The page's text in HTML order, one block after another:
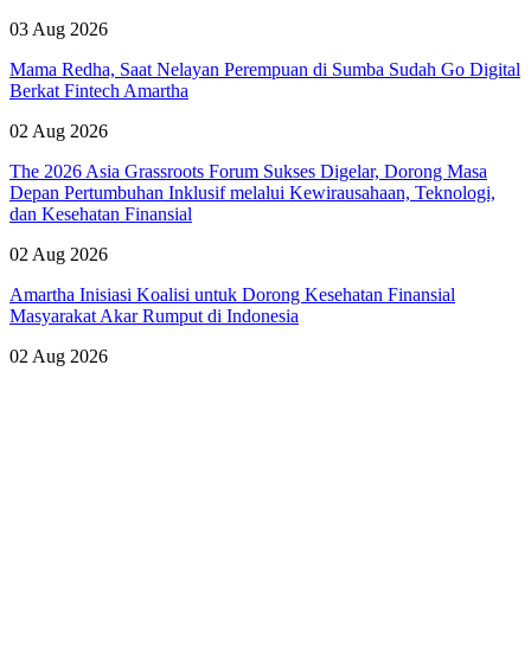
03 Aug 2026
Mama Redha, Saat Nelayan Perempuan di Sumba Sudah Go Digital
Berkat Fintech Amartha
02 Aug 2026
The 2026 Asia Grassroots Forum Sukses Digelar, Dorong Masa
Depan Pertumbuhan Inklusif melalui Kewirausahaan, Teknologi,
dan Kesehatan Finansial
02 Aug 2026
Amartha Inisiasi Koalisi untuk Dorong Kesehatan Finansial
Masyarakat Akar Rumput di Indonesia
02 Aug 2026